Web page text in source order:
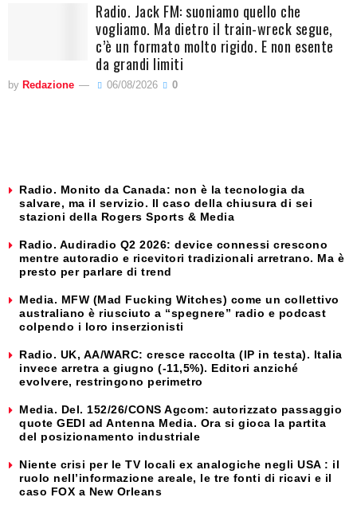
Radio. Jack FM: suoniamo quello che
vogliamo. Ma dietro il train-wreck segue,
c’è un formato molto rigido. E non esente
da grandi limiti
by Redazione 06/08/2026 0
Radio. Monito da Canada: non è la tecnologia da
salvare, ma il servizio. Il caso della chiusura di sei
stazioni della Rogers Sports & Media
Radio. Audiradio Q2 2026: device connessi crescono
mentre autoradio e ricevitori tradizionali arretrano. Ma è
presto per parlare di trend
Media. MFW (Mad Fucking Witches) come un collettivo
australiano è riusciuto a “spegnere” radio e podcast
colpendo i loro inserzionisti
Radio. UK, AA/WARC: cresce raccolta (IP in testa). Italia
invece arretra a giugno (-11,5%). Editori anziché
evolvere, restringono perimetro
Media. Del. 152/26/CONS Agcom: autorizzato passaggio
quote GEDI ad Antenna Media. Ora si gioca la partita
del posizionamento industriale
Niente crisi per le TV locali ex analogiche negli USA : il
ruolo nell’informazione areale, le tre fonti di ricavi e il
caso FOX a New Orleans